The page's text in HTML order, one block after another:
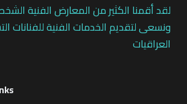
لقد أقمنا الكثير من المعارض الفنية
ونسعى لتقديم الخدمات الفنية للفنانات
العراقيات